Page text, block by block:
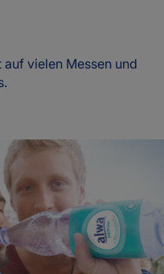
vielen Messen und